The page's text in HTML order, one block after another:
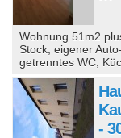
Wohnung 51m2
Stock, eigener
getrenntes WC,
-